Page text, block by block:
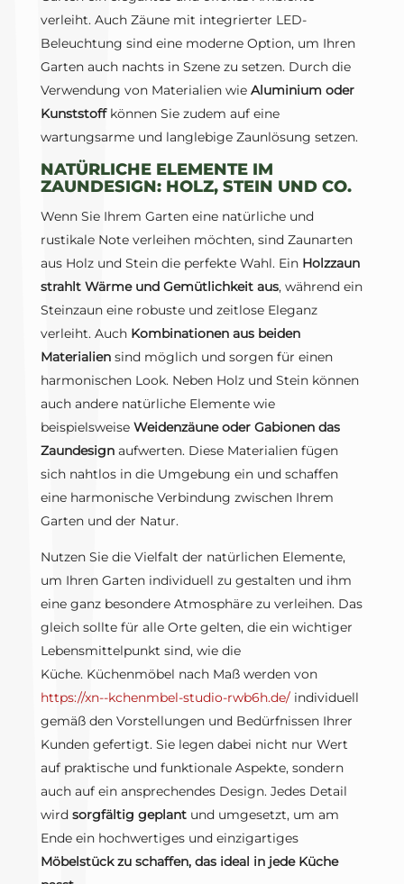
verleiht. Auch Zäune mit integrierter LED-
Beleuchtung sind eine moderne Option, um Ihren
Garten auch nachts in Szene zu setzen. Durch die
Verwendung von Materialien wie Aluminium oder
Kunststoffkönnen Sie zudem auf eine
wartungsarme und langlebige Zaunlösung setzen.
NATÜRLICHE ELEMENTE IM
ZAUNDESIGN: HOLZ, STEIN UND CO.
Wenn Sie Ihrem Garten eine natürliche und
rustikale Note verleihen möchten, sind Zaunarten
aus Holz und Stein die perfekte Wahl. Ein Holzzaun
strahlt Wärme und Gemütlichkeit aus, während ein
Steinzaun eine robuste und zeitlose Eleganz
verleiht. Auch Kombinationen aus beiden
Materialiensind möglich und sorgen für einen
harmonischen Look. Neben Holz und Stein können
auch andere natürliche Elemente wie
beispielsweise Weidenzäune oder Gabionen das
Zaundesignaufwerten. Diese Materialien fügen
sich nahtlos in die Umgebung ein und schaffen
eine harmonische Verbindung zwischen Ihrem
Garten und der Natur.
Nutzen Sie die Vielfalt der natürlichen Elemente,
um Ihren Garten individuell zu gestalten und ihm
eine ganz besondere Atmosphäre zu verleihen. Das
gleich sollte für alle Orte gelten, die ein wichtiger
Lebensmittelpunkt sind, wie die
Küche. Küchenmöbel nach Maß werden von
https://xn--kchenmbel-studio-rwb6h.de/individuell
gemäß den Vorstellungen und Bedürfnissen Ihrer
Kunden gefertigt. Sie legen dabei nicht nur Wert
auf praktische und funktionale Aspekte, sondern
auch auf ein ansprechendes Design. Jedes Detail
wird sorgfältig geplantund umgesetzt, um am
Ende ein hochwertiges und einzigartiges
Möbelstück zu schaffen, das ideal in jede Küche